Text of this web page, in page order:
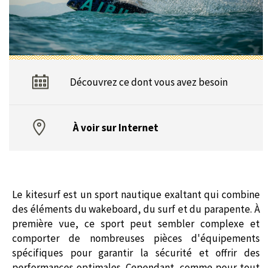
Découvrez ce dont vous avez besoin
À voir sur Internet
Le kitesurf est un sport nautique exaltant qui combine
des éléments du wakeboard, du surf et du parapente. À
première vue, ce sport peut sembler complexe et
comporter de nombreuses pièces d'équipements
spécifiques pour garantir la sécurité et offrir des